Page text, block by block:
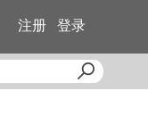
注册 登录